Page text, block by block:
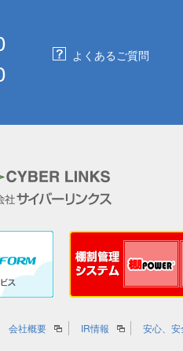
よくあるご質問
会社概要 IR情報 安心、